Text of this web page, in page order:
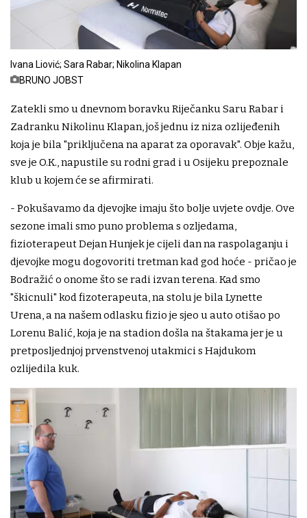
Ivana Liović; Sara Rabar; Nikolina Klapan
BRUNO JOBST
Zatekli smo u dnevnom boravku Riječanku Saru Rabar i
Zadranku Nikolinu Klapan, još jednu iz niza ozlijeđenih
koja je bila "priključena na aparat za oporavak". Obje kažu,
sve je O.K., napustile su rodni grad i u Osijeku prepoznale
klub u kojem će se afirmirati.
- Pokušavamo da djevojke imaju što bolje uvjete ovdje. Ove
sezone imali smo puno problema s ozljedama,
fizioterapeut Dejan Hunjek je cijeli dan na raspolaganju i
djevojke mogu dogovoriti tretman kad god hoće - pričao je
Bodražić o onome što se radi izvan terena. Kad smo
"škicnuli" kod fizoterapeuta, na stolu je bila Lynette
Urena, a na našem odlasku fizio je sjeo u auto otišao po
Lorenu Balić, koja je na stadion došla na štakama jer je u
pretposljednjoj prvenstvenoj utakmici s Hajdukom
ozlijedila kuk.